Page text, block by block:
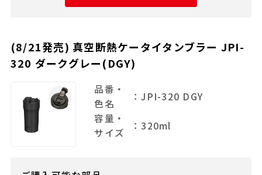
(8/21発売) 真空断熱ケータイタンブラー JPI-
320 ダークグレー(DGY)
品番・
色名
：JPI-320 DGY
容量・
サイズ
：320ml